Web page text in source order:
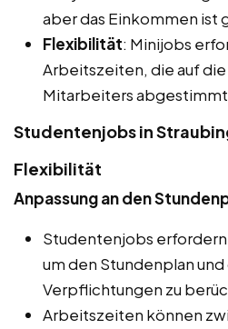
aber das Einkommen ist
Flexibilität: Minijobs
Arbeitszeiten, die auf
Mitarbeiters abgestimmt
Studentenjobs in
Flexibilität
Anpassung an den
Studentenjobs
um den Stundenplan
Verpflichtungen zu
Arbeitszeiten können